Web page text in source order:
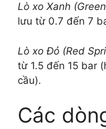
Lò xo Xanh
lưu từ 0.7 đến 7
Lò xo Đỏ (Red
từ 1.5 đến 15 bar
cầu).
Các